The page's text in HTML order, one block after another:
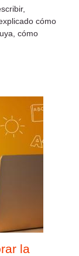
cómo
cómo
la